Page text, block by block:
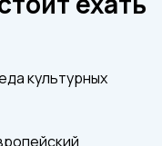
культурных